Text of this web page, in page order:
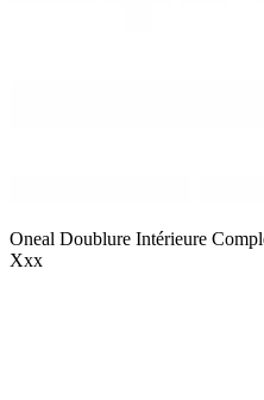
Oneal Doublure Intérieure
Xxx